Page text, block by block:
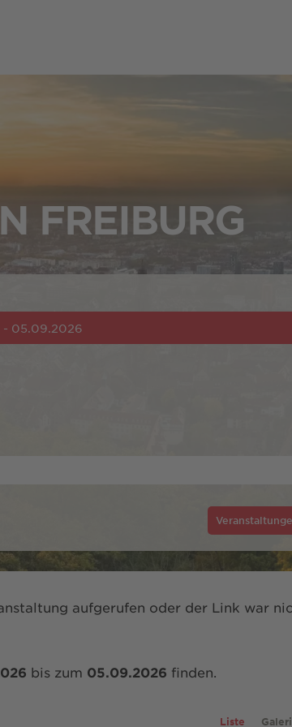
FREIBURG
05.09.2026
aufgerufen oder der Link war
bis zum 05.09.2026 finden.
Liste